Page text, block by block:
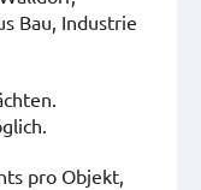
Bau, Industrie
pro Objekt,